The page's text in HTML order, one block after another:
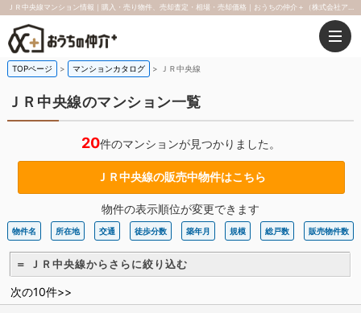
TOPページ マンションカタログ ＪＲ中央線
ＪＲ中央線のマンション一覧
20件のマンションが見つかりました。
ＪＲ中央線の販売中物件はこちら
物件の表示順位が変更できます
物件名 所在地 交通 徒歩分数 築年月 規模 総戸数 販売物件数
＝ ＪＲ中央線からさらに絞り込む
次の10件>>